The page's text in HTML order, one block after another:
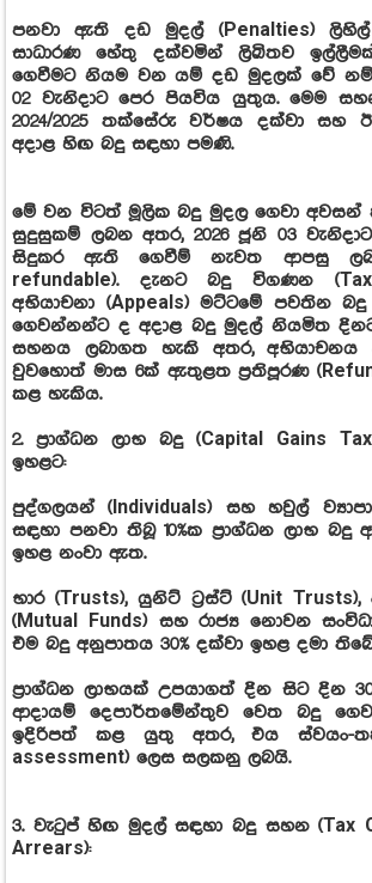
පනවා ඇති දඩ මුදල් (Penalties)
සාධාරණ හේතු දක්වමින් ලිඛිතව
ගෙවීමට නියම වන යම් දඩ මුදලක් වේ නම්
02 වැනිදාට පෙර පියවිය යුතුය. මෙම
2024/2025 තක්සේරු වර්ෂය දක්වා සහ
අදාළ හිඟ බදු සඳහා පමණි.
මේ වන විටත් මූලික බදු මුදල ගෙවා
සුදුසුකම් ලබන අතර, 2026 ජූනි 03
සිදුකර ඇති ගෙවීම් නැවත ආපසු
refundable). දැනට බදු විගණන
අභියාචනා (Appeals) මට්ටමේ පවතින
ගෙවන්නන්ට ද අදාළ බදු මුදල් නියමිත
සහනය ලබාගත හැකි අතර, අභියාචනය
වුවහොත් මාස 6ක් ඇතුළත ප්‍රතිපූරණ
කළ හැකිය.
2. ප්‍රාග්ධන ලාභ බදු (Capital Gains
ඉහළට:
පුද්ගලයන් (Individuals) සහ හවුල්
සඳහා පනවා තිබූ 10%ක ප්‍රාග්ධන ලාභ බදු
ඉහළ නංවා ඇත.
භාර (Trusts), යුනිට් ට්‍රස්ට් (Unit
(Mutual Funds) සහ රාජ්‍ය නොවන
එම බදු අනුපාතය 30% දක්වා ඉහළ දමා
ප්‍රාග්ධන ලාභයක් උපයාගත් දින සිට දින
ආදායම් දෙපාර්තමේන්තුව වෙත බදු
ඉදිරිපත් කළ යුතු අතර, එය ස්වයං-
assessment) ලෙස සලකනු ලබයි.
3. වැටුප් හිඟ මුදල් සඳහා බදු සහන (Tax
Arrears):